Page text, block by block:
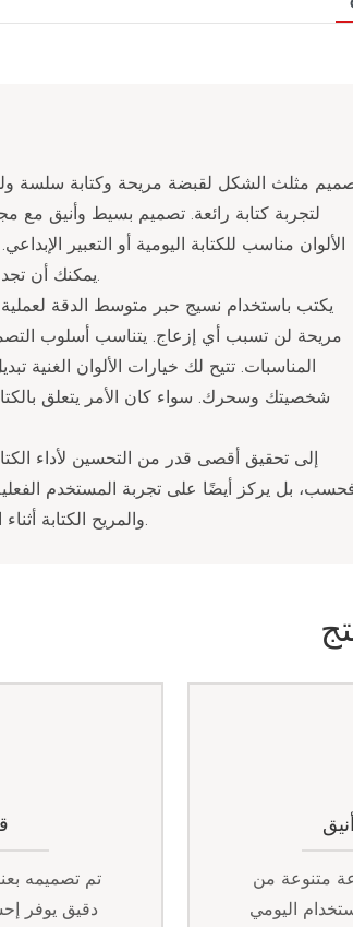
لتجربة كتابة رائعة. تصميم بسيط وأنيق مع
الألوان مناسب للكتابة اليومية أو التعبير
يمكنك أن تجد متعة الكتابة الخاصة بك من خلاله.
يكتب باستخدام نسيج حبر متوسط ​​الدقة
مريحة لن تسبب أي إزعاج. يتناسب أسلوب
المناسبات. تتيح لك خيارات الألوان الغنية
شخصيتك وسحرك. سواء كان الأمر يتعلق
بل يركز أيضًا على تجربة المستخدم
والمريح الكتابة أثناء الشعور بمزيج من الموضة والراحة.
تم تصميمه
دقيق يوفر
متنوعة من
اليومي